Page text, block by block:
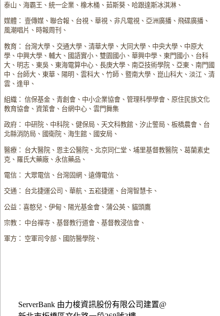
泰山、海霸王、統一企業、橡木桶、茹斯葵、哈跟達斯冰淇淋、
媒體： 壹傳媒、聯合報、台視、華視、非凡電視、亞洲廣播、飛碟廣播、
風潮唱片、時報周刊、
教育： 台灣大學、交通大學、清華大學、大同大學、中央大學、中原大
學、中興大學、輔大、國語實小、雙園國小、華興中學、東門國小、台科
大、明志、東吳、東海電算中心、長庚大學、南亞技術學院、亞東、南門國
中、台師大、東華、陽明、雲科大、竹師、暨南大學、崑山科大、淡江、清
雲、逢甲、
組織： 信保基金、青創會、中小企業協會、管理科學學會、原住民族文化
教育協會、資策會、台網中心、雲門舞集
政府： 中研院、中科院、健保局、天文科教館、汐止警局、板橋農會、台
北縣消防局、國衛院、海生館、國安局、
醫療： 台大醫院、恩主公醫院、北京同仁堂、埔里基督教醫院、葛蘭素史
克、羅氏大藥廠、永信藥品、
電信： 大眾電信、台灣固網、遠傳電信、
交通： 台北捷運公司、華航、五崧捷運、台灣智慧卡、
公益：喜憨兒、伊甸、陽光基金會、蒲公英、貓頭鷹
宗教： 中台禪寺、基督教行道會、基督教浸信會、
軍方： 空軍司令部、國防醫學院、
ServerBank 由力梭資訊股份有限公司建置@